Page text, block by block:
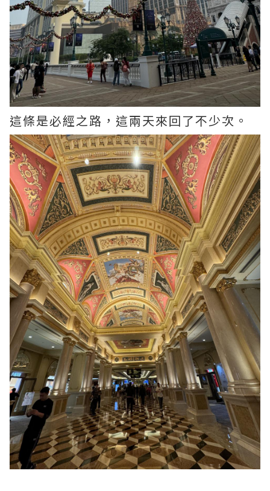
這條是必經之路，這兩天來回了不少次。